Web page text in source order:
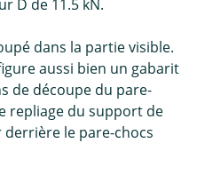
D de 11.5 kN.
dans la partie visible.
aussi bien un gabarit
de découpe du pare-
repliage du support de
le pare-chocs